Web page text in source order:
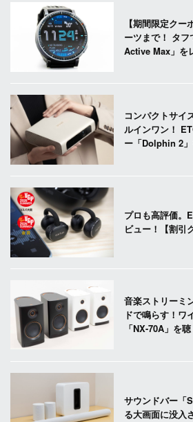
【期間限定ク
ーツまで！ タ
Active Max」を
コンパクトサイ
ルインワン！
ー「Dolphin 2
プロも高評価。
ビュー！【割引
音楽ストリーミ
ドで鳴らす！ワ
「NX-70A」を聴
サウンドバー「
る大画面に没入